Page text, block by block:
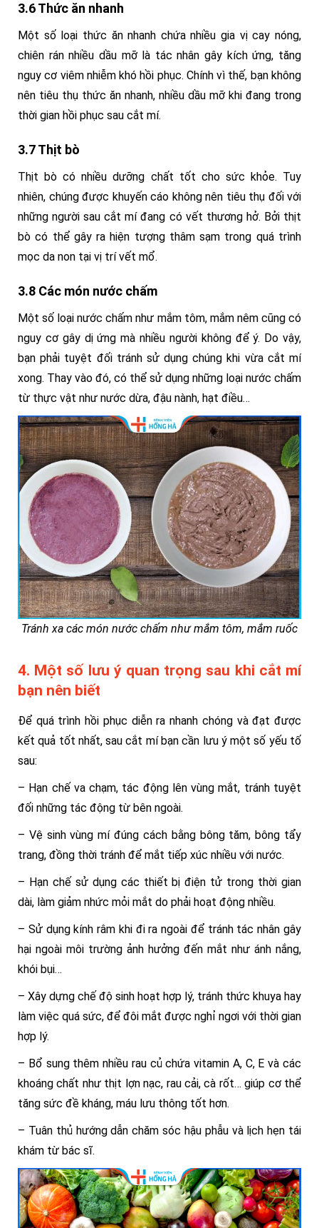
3.6 Thức ăn nhanh
Một số loại thức ăn nhanh chứa nhiều gia vị cay nóng,
chiên rán nhiều dầu mỡ là tác nhân gây kích ứng, tăng
nguy cơ viêm nhiễm khó hồi phục. Chính vì thế, bạn không
nên tiêu thụ thức ăn nhanh, nhiều dầu mỡ khi đang trong
thời gian hồi phục sau cắt mí.
3.7 Thịt bò
Thịt bò có nhiều dưỡng chất tốt cho sức khỏe. Tuy
nhiên, chúng được khuyến cáo không nên tiêu thụ đối với
những người sau cắt mí đang có vết thương hở. Bởi thịt
bò có thể gây ra hiện tượng thâm sạm trong quá trình
mọc da non tại vị trí vết mổ.
3.8 Các món nước chấm
Một số loại nước chấm như mắm tôm, mắm nêm cũng có
nguy cơ gây dị ứng mà nhiều người không để ý. Do vậy,
bạn phải tuyệt đối tránh sử dụng chúng khi vừa cắt mí
xong. Thay vào đó, có thể sử dụng những loại nước chấm
từ thực vật như nước dừa, đậu nành, hạt điều…
Tránh xa các món nước chấm như mắm tôm, mắm ruốc
4. Một số lưu ý quan trọng sau khi cắt mí
bạn nên biết
Để quá trình hồi phục diễn ra nhanh chóng và đạt được
kết quả tốt nhất, sau cắt mí bạn cần lưu ý một số yếu tố
sau:
– Hạn chế va chạm, tác động lên vùng mắt, tránh tuyệt
đối những tác động từ bên ngoài.
– Vệ sinh vùng mí đúng cách bằng bông tăm, bông tẩy
trang, đồng thời tránh để mắt tiếp xúc nhiều với nước.
– Hạn chế sử dụng các thiết bị điện tử trong thời gian
dài, làm giảm nhức mỏi mắt do phải hoạt động nhiều.
– Sử dụng kính râm khi đi ra ngoài để tránh tác nhân gây
hại ngoài môi trường ảnh hưởng đến mắt như ánh nắng,
khói bụi…
– Xây dựng chế độ sinh hoạt hợp lý, tránh thức khuya hay
làm việc quá sức, để đôi mắt được nghỉ ngơi với thời gian
hợp lý.
– Bổ sung thêm nhiều rau củ chứa vitamin A, C, E và các
khoáng chất như thịt lợn nạc, rau cải, cà rốt… giúp cơ thể
tăng sức đề kháng, máu lưu thông tốt hơn.
– Tuân thủ hướng dẫn chăm sóc hậu phẫu và lịch hẹn tái
khám từ bác sĩ.